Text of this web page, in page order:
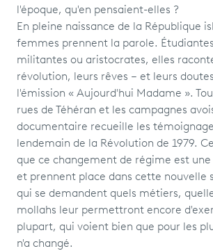
l'époque, qu'en pensaient-elles ?
En pleine naissance de la République
femmes prennent la parole.
militantes ou aristocrates, elles
révolution, leurs rêves – et leurs
l'émission « Aujourd'hui Madame ».
rues de Téhéran et les campagnes
documentaire recueille les
lendemain de la Révolution de 1979.
que ce changement de régime est
et prennent place dans cette nouvelle
qui se demandent quels métiers,
mollahs leur permettront encore
plupart, qui voient bien que pour les
n'a changé.